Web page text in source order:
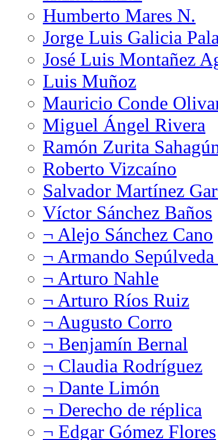
Humberto Mares N.
Jorge Luis Galicia
José Luis Montañez
Luis Muñoz
Mauricio Conde
Miguel Ángel Rivera
Ramón Zurita
Roberto Vizcaíno
Salvador Martínez
Víctor Sánchez Baños
¬ Alejo Sánchez Cano
¬ Armando
¬ Arturo Nahle
¬ Arturo Ríos Ruiz
¬ Augusto Corro
¬ Benjamín Bernal
¬ Claudia Rodríguez
¬ Dante Limón
¬ Derecho de réplica
¬ Edgar Gómez Flores